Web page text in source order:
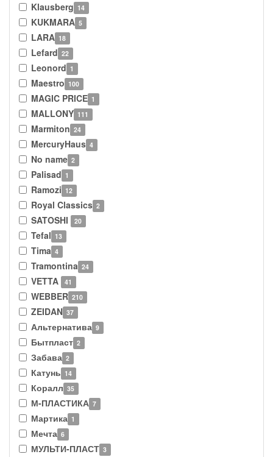
Klausberg 14
KUKMARA 5
LARA 18
Lefard 22
Leonord 1
Maestro 100
MAGIC PRICE 1
MALLONY 111
Marmiton 24
MercuryHaus 4
No name 2
Palisad 1
Ramozi 12
Royal Classics 2
SATOSHI 20
Tefal 13
Tima 4
Tramontina 24
VETTA 41
WEBBER 210
ZEIDAN 37
Альтернатива 9
Бытпласт 2
Забава 2
Катунь 14
Коралл 35
М-ПЛАСТИКА 7
Мартика 1
Мечта 6
МУЛЬТИ-ПЛАСТ 3